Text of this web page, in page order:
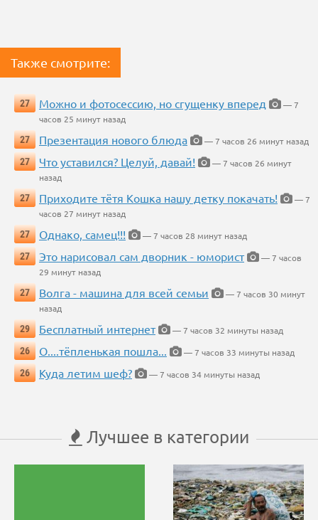
Также смотрите:
27 Можно и фотосессию, но сгущенку вперед
— 7
часов 25 минут назад
27
Презентация нового блюда
— 7 часов 26 минут назад
27
Что уставился? Целуй, давай!
— 7 часов 26 минут
назад
27
Приходите тётя Кошка нашу детку покачать!
— 7
часов 27 минут назад
27
Однако, самец!!!
— 7 часов 28 минут назад
27
Это нарисовал сам дворник - юморист
— 7 часов
29 минут назад
27
Волга - машина для всей семьи
— 7 часов 30 минут
назад
29
Бесплатный интернет
— 7 часов 32 минуты назад
26
О....тёпленькая пошла...
— 7 часов 33 минуты назад
26
Куда летим шеф? — 7 часов 34 минуты назад
Лучшее в категории